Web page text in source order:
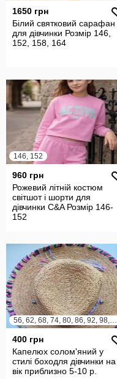
1650 грн
Білий святковий сарафан
для дівчинки Розмір 146,
152, 158, 164
146, 152
960 грн
Рожевий літній костюм
світшот і шорти для
дівчинки C&A Розмір 146-
152
56, 62, 68, 74, 80, 86, 92, 98, 104, 110
400 грн
Капелюх солом'яний у
стилі боходля дівчинки на
вік приблизно 5-10 р.